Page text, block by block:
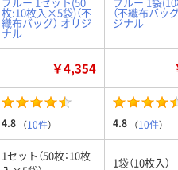
枚:10枚入×5袋)（不
織布バッグ） オリジ
ナル
（不織布バッ
ジナル
￥4,354
4.8 （10件） 4.8 （10件）
1セット（50枚：10枚
1袋（10枚入）